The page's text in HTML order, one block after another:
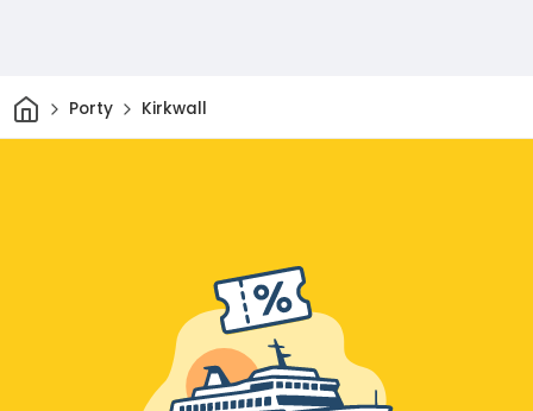
DomPorty Kirkwall